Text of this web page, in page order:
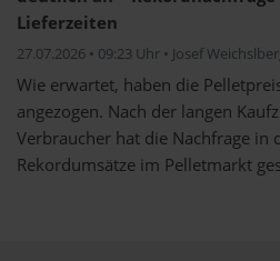
Lieferzeiten
27.07.2026 • 09:23 Uhr • Josef
Wie erwartet, haben die
angezogen. Nach der langen
Verbraucher hat die Nachfrage in
Rekordumsätze im Pelletmarkt